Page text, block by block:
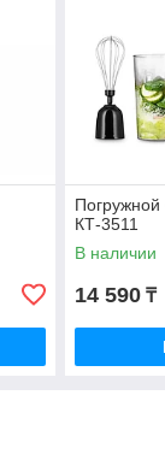
КТ-3511
В наличии
14 590 ₸